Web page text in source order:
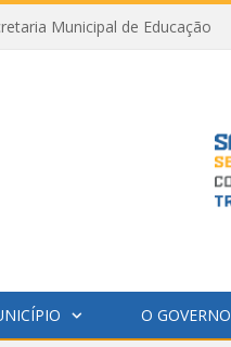
Municipal de Educação
O GOVERNO